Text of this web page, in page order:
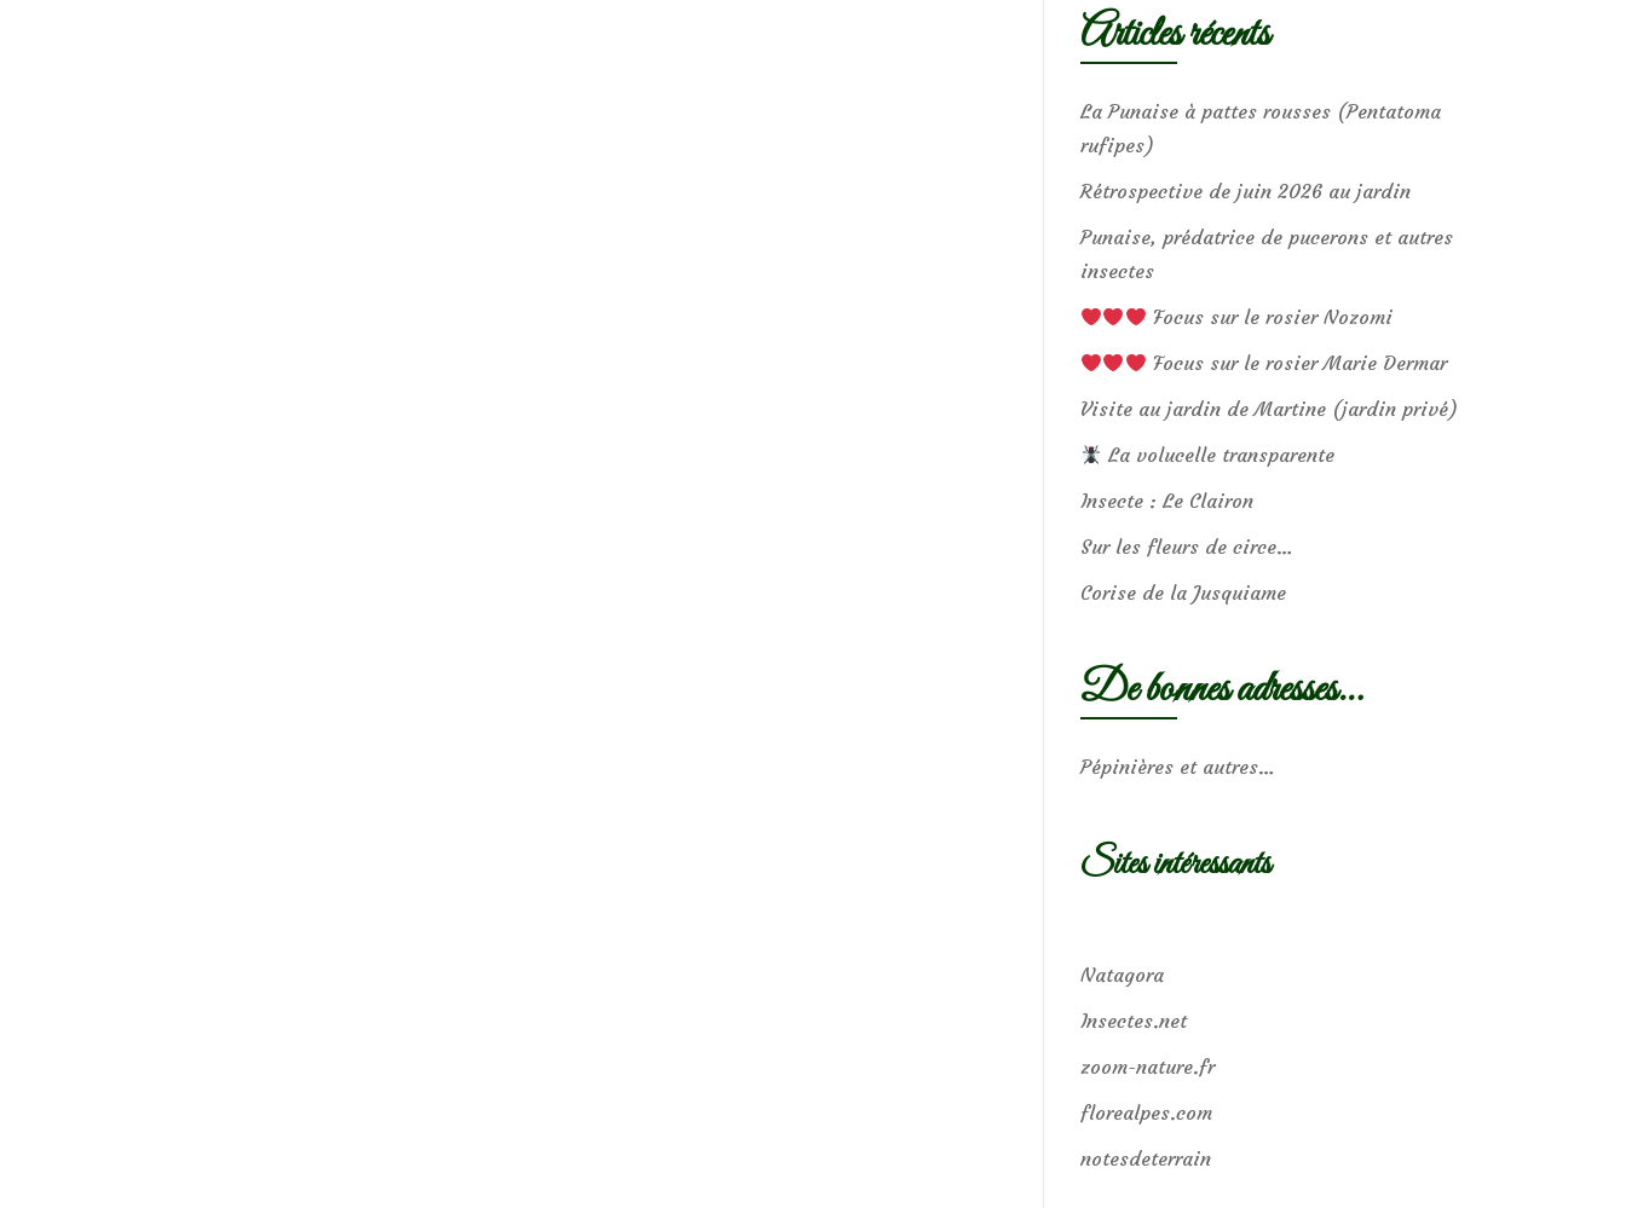
Articles récents
La Punaise à pattes rousses (Pentatoma
rufipes)
Rétrospective de juin 2026 au jardin
Punaise, prédatrice de pucerons et autres
insectes
Focus sur le rosier Nozomi
Focus sur le rosier Marie Dermar
Visite au jardin de Martine (jardin privé)
La volucelle transparente
Insecte : Le Clairon
Sur les fleurs de circe…
Corise de la Jusquiame
De bonnes adresses…
Pépinières et autres…
Sites intéressants
Natagora
Insectes.net
zoom-nature.fr
florealpes.com
notesdeterrain